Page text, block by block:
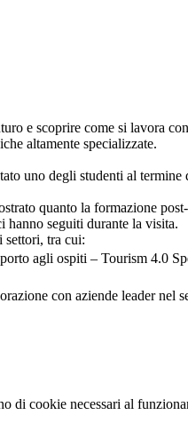
e scoprire come si lavora
altamente specializzate.
uno degli studenti al termine
quanto la formazione
hanno seguiti durante la visita.
tra cui:
agli ospiti – Tourism 4.0
con aziende leader
di cookie necessari al